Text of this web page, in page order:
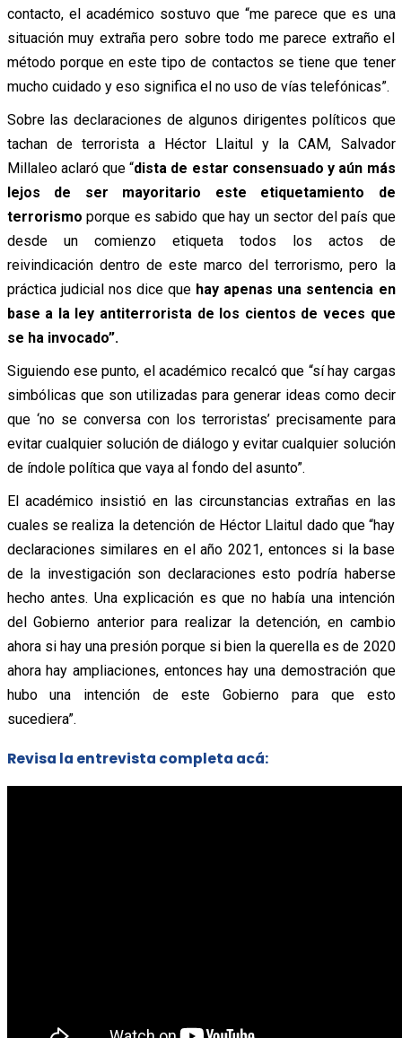
contacto, el académico sostuvo que “me parece que es una
situación muy extraña pero sobre todo me parece extraño el
método porque en este tipo de contactos se tiene que tener
mucho cuidado y eso significa el no uso de vías telefónicas”.
Sobre las declaraciones de algunos dirigentes políticos que
tachan de terrorista a Héctor Llaitul y la CAM, Salvador
Millaleo aclaró que “dista de estar consensuado y aún más
lejos de ser mayoritario este etiquetamiento de
terrorismo porque es sabido que hay un sector del país que
desde un comienzo etiqueta todos los actos de
reivindicación dentro de este marco del terrorismo, pero la
práctica judicial nos dice que hay apenas una sentencia en
base a la ley antiterrorista de los cientos de veces que
se ha invocado”.
Siguiendo ese punto, el académico recalcó que “sí hay cargas
simbólicas que son utilizadas para generar ideas como decir
que ‘no se conversa con los terroristas’ precisamente para
evitar cualquier solución de diálogo y evitar cualquier solución
de índole política que vaya al fondo del asunto”.
El académico insistió en las circunstancias extrañas en las
cuales se realiza la detención de Héctor Llaitul dado que “hay
declaraciones similares en el año 2021, entonces si la base
de la investigación son declaraciones esto podría haberse
hecho antes. Una explicación es que no había una intención
del Gobierno anterior para realizar la detención, en cambio
ahora si hay una presión porque si bien la querella es de 2020
ahora hay ampliaciones, entonces hay una demostración que
hubo una intención de este Gobierno para que esto
sucediera”.
Revisa la entrevista completa acá: